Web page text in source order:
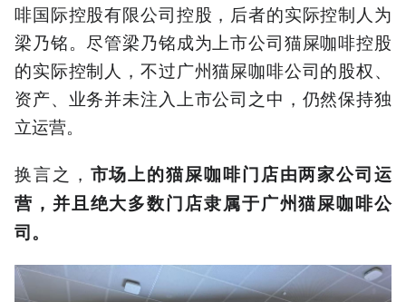
啡国际控股有限公司控股，后者的实际控制人为
梁乃铭。尽管梁乃铭成为上市公司猫屎咖啡控股
的实际控制人，不过广州猫屎咖啡公司的股权、
资产、业务并未注入上市公司之中，仍然保持独
立运营。
换言之， 市场上的猫屎咖啡门店由两家公司运
营，并且绝大多数门店隶属于广州猫屎咖啡公
司。